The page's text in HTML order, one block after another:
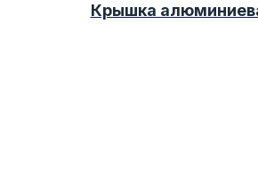
Крышка